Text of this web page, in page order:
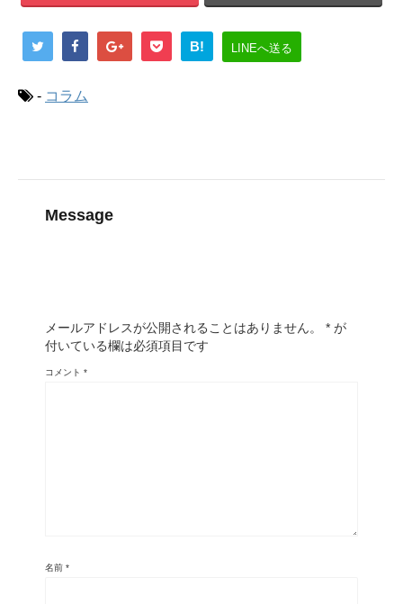
B! LINEへ送る
- コラム
Message
メールアドレスが公開されることはありません。 * が
付いている欄は必須項目です
コメント *
名前 *